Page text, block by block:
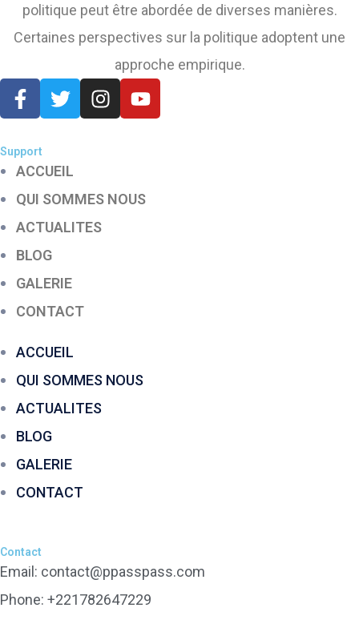
politique peut être abordée de diverses manières.
Certaines perspectives sur la politique adoptent une
approche empirique.
Support
ACCUEIL
QUI SOMMES NOUS
ACTUALITES
BLOG
GALERIE
CONTACT
ACCUEIL
QUI SOMMES NOUS
ACTUALITES
BLOG
GALERIE
CONTACT
Contact
Email: contact@ppasspass.com
Phone: +221782647229